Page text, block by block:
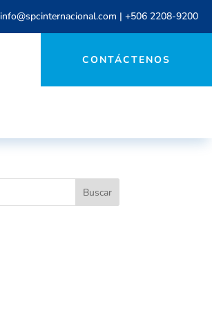
info@spcinternacional.com | +506 2208-9200
CONTÁCTENOS